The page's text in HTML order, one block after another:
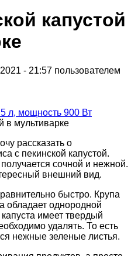
капустой
- 21:57 пользователем
л, мощность 900 Вт
рассказать о
с пекинской капустой.
сочной и нежной.
внешний вид.
быстро. Крупа
обладает однородной
имеет твердый
удалять. То есть
нежные зеленые листья.